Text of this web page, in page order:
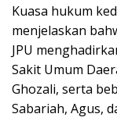
Kuasa hukum
menjelaskan
JPU
Sakit Umum
Ghozali, serta
Sabariah, Agus,